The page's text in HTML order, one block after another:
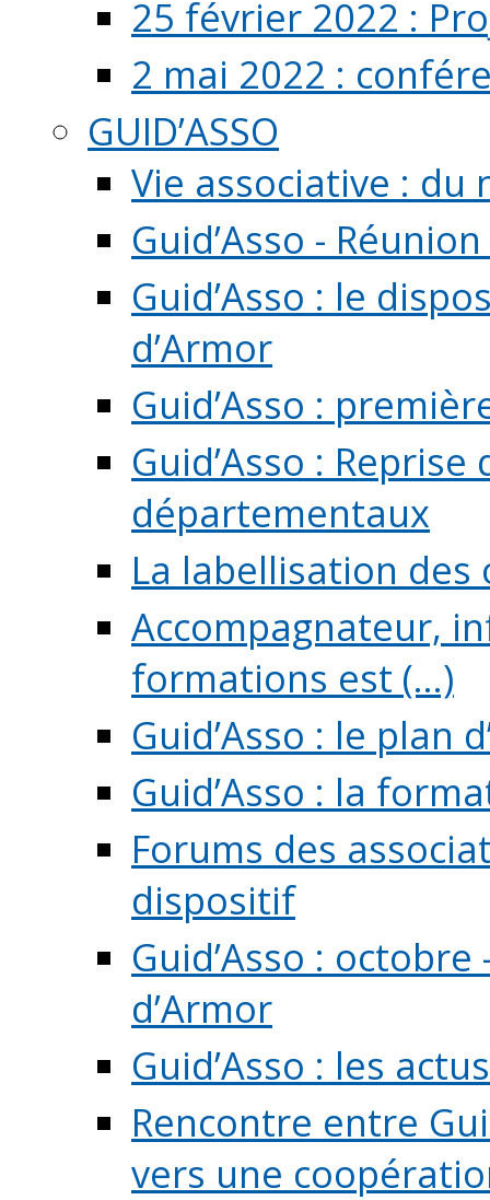
25 février 2022 :
2 mai 2022 :
GUID’ASSO
Vie associative : du
Guid’Asso -
Guid’Asso : le
d’Armor
Guid’Asso :
Guid’Asso :
départementaux
La labellisation
Accompagnateur,
formations est (...)
Guid’Asso : le plan
Guid’Asso : la
Forums des
dispositif
Guid’Asso :
d’Armor
Guid’Asso : les
Rencontre entre
vers une